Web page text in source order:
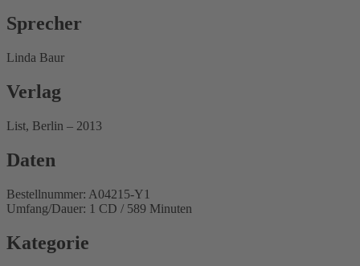
Sprecher
Linda Baur
Verlag
List, Berlin – 2013
Daten
Bestellnummer: A04215-Y1
Umfang/Dauer: 1 CD / 589 Minuten
Kategorie